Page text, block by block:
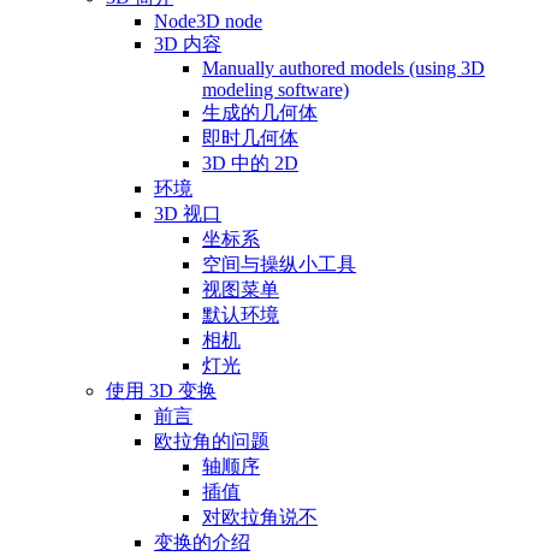
Node3D node
3D 内容
Manually authored models (using 3D
modeling software)
生成的几何体
即时几何体
3D 中的 2D
环境
3D 视口
坐标系
空间与操纵小工具
视图菜单
默认环境
相机
灯光
使用 3D 变换
前言
欧拉角的问题
轴顺序
插值
对欧拉角说不
变换的介绍